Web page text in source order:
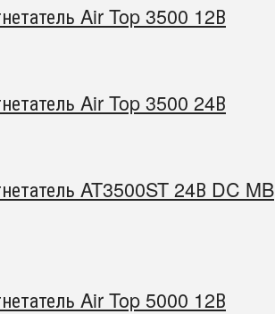
Air Top 3500 12В
Air Top 3500 24В
AT3500ST 24В DC MB
Air Top 5000 12В